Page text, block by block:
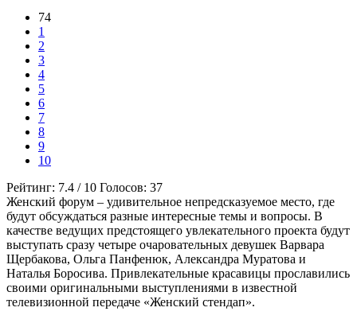
74
1
2
3
4
5
6
7
8
9
10
Рейтинг: 7.4 / 10 Голосов: 37
Женский форум – удивительное непредсказуемое место, где
будут обсуждаться разные интересные темы и вопросы. В
качестве ведущих предстоящего увлекательного проекта будут
выступать сразу четыре очаровательных девушек Варвара
Щербакова, Ольга Панфенюк, Александра Муратова и
Наталья Боросива. Привлекательные красавицы прославились
своими оригинальными выступлениями в известной
телевизионной передаче «Женский стендап».